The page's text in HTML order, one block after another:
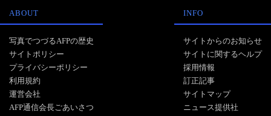
ABOUT
写真でつづるAFPの歴史
サイトポリシー
プライバシーポリシー
利用規約
運営会社
AFP通信会長ごあいさつ
INFO
サイトからのお知らせ
サイトに関するヘルプ
採用情報
訂正記事
サイトマップ
ニュース提供社